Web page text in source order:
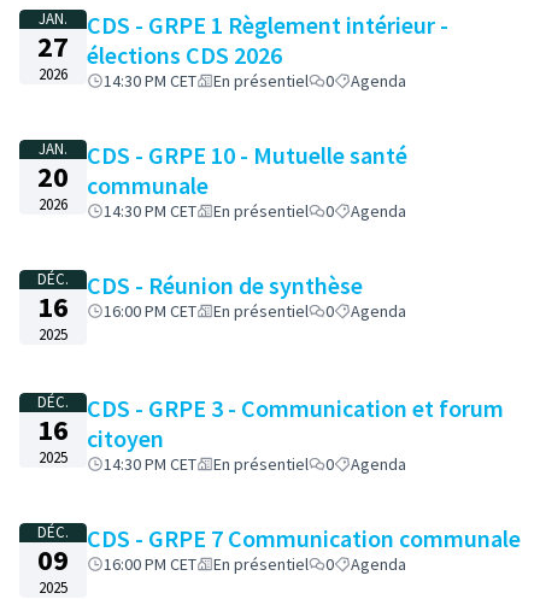
JAN.
27
2026
CDS - GRPE 1 Règlement intérieur -
élections CDS 2026
14:30 PM CET En présentiel 0 Agenda
JAN.
20
2026
CDS - GRPE 10 - Mutuelle santé
communale
14:30 PM CET En présentiel 0 Agenda
DÉC.
16
2025
CDS - Réunion de synthèse
16:00 PM CET En présentiel 0 Agenda
DÉC.
16
2025
CDS - GRPE 3 - Communication et forum
citoyen
14:30 PM CET En présentiel 0 Agenda
DÉC.
09
2025
CDS - GRPE 7 Communication communale
16:00 PM CET En présentiel 0 Agenda